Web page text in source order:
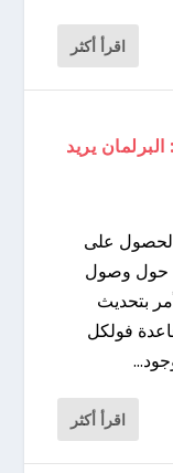
اقرأ أكثر
يريد
على
حول وصول
بتحديث
فولكل
اقرأ أكثر